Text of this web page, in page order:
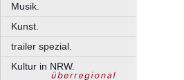
Musik.
Kunst.
trailer spezial.
Kultur in NRW.